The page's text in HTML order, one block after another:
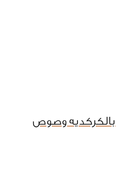
بالكركديه وصوص